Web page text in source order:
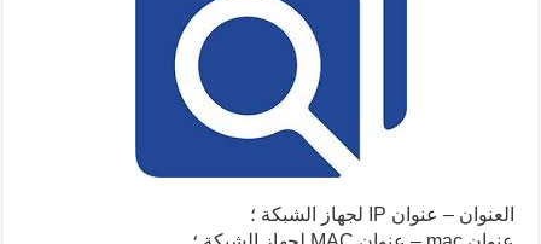
العنوان – عنوان IP لجهاز الشبكة ؛